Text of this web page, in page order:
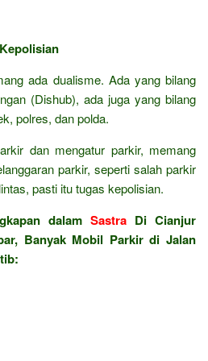
ada dualisme. Ada yang bilang
(Dishub), ada juga yang bilang
polres, dan polda.
dan mengatur parkir, memang
parkir, seperti salah parkir
pasti itu tugas kepolisian.
dalam Sastra Di Cianjur
Banyak Mobil Parkir di Jalan